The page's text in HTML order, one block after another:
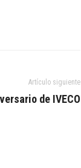
Artículo siguiente
de IVECO